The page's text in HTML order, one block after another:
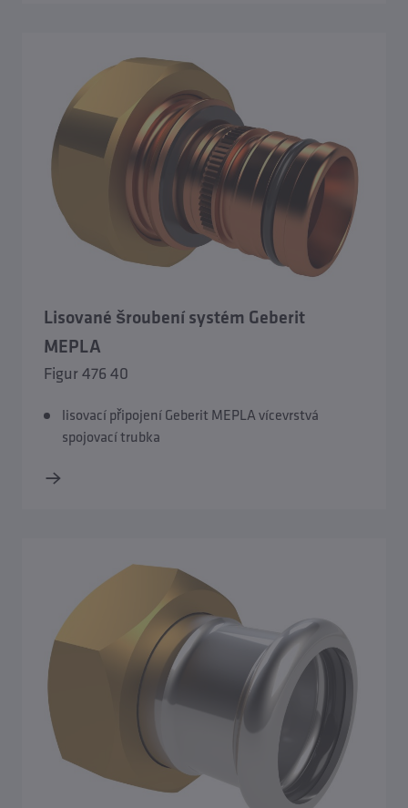
Lisované šroubení systém Geberit
MEPLA
Figur 476 40
lisovací připojení Geberit MEPLA vícevrstvá
spojovací trubka